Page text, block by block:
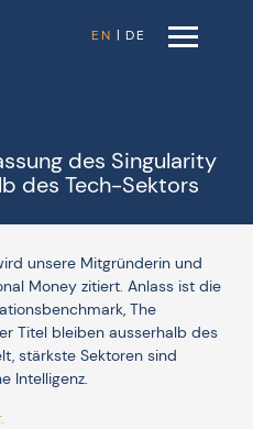
EN | DE
des Singularity
des Tech-Sektors
unsere Mitgründerin und
Money zitiert. Anlass ist die
The
Titel bleiben ausserhalb des
stärkste Sektoren sind
Intelligenz.